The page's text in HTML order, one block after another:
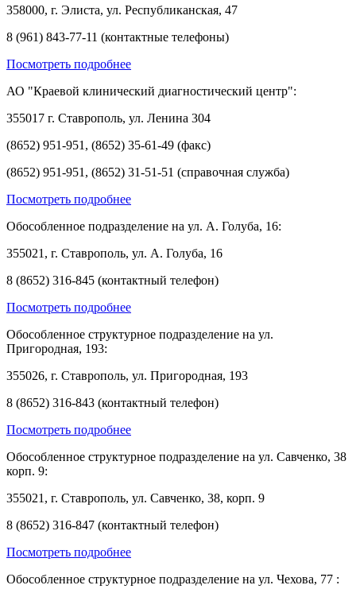
358000, г. Элиста, ул. Республиканская, 47
8 (961) 843-77-11 (контактные телефоны)
Посмотреть подробнее
АО "Краевой клинический диагностический центр":
355017 г. Ставрополь, ул. Ленина 304
(8652) 951-951, (8652) 35-61-49 (факс)
(8652) 951-951, (8652) 31-51-51 (справочная служба)
Посмотреть подробнее
Обособленное подразделение на ул. А. Голуба, 16:
355021, г. Ставрополь, ул. А. Голуба, 16
8 (8652) 316-845 (контактный телефон)
Посмотреть подробнее
Обособленное структурное подразделение на ул.
Пригородная, 193:
355026, г. Ставрополь, ул. Пригородная, 193
8 (8652) 316-843 (контактный телефон)
Посмотреть подробнее
Обособленное структурное подразделение на ул. Савченко, 38
корп. 9:
355021, г. Ставрополь, ул. Савченко, 38, корп. 9
8 (8652) 316-847 (контактный телефон)
Посмотреть подробнее
Обособленное структурное подразделение на ул. Чехова, 77 :